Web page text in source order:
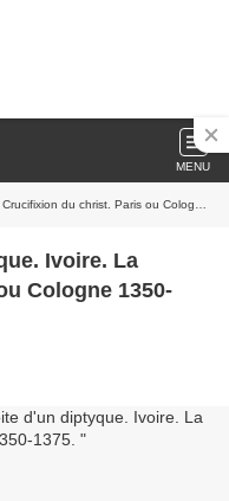
MENU
du christ. Paris ou Cologne 1350-1375.
Ivoire. La
Cologne 1350-